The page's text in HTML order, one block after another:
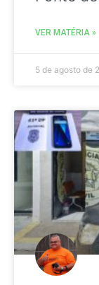
VER MATÉRIA »
5 de agosto de